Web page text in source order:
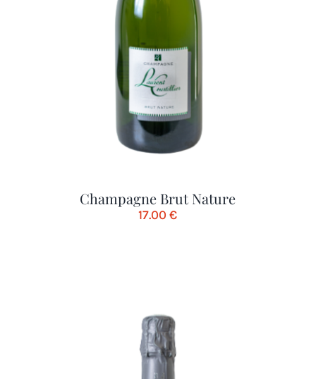
Champagne Brut Nature
17.00€